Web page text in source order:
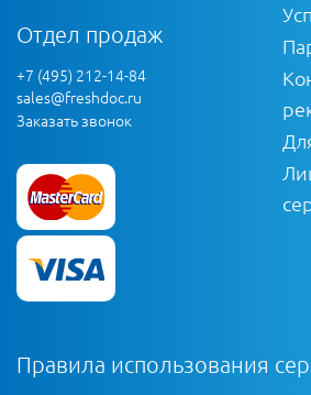
Отдел продаж
+7 (495) 212-14-84
sales@freshdoc.ru
Заказать звонок
Правила использования